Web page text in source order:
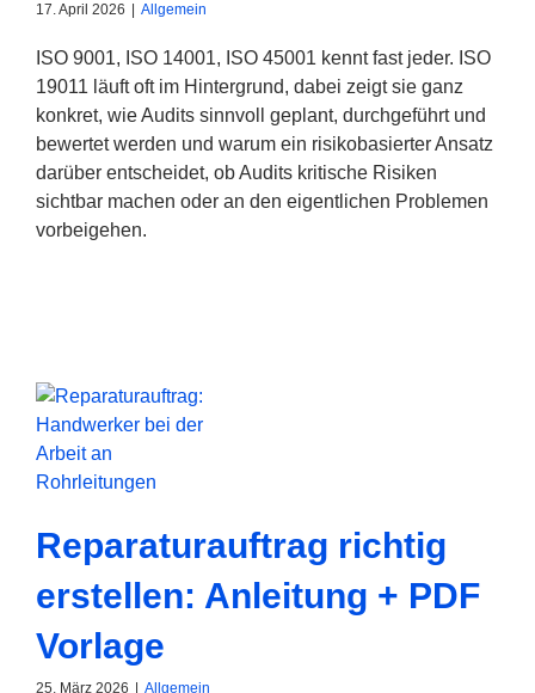
17. April 2026 Allgemein
ISO 9001, ISO 14001, ISO 45001 kennt fast jeder. ISO
19011 läuft oft im Hintergrund, dabei zeigt sie ganz
konkret, wie Audits sinnvoll geplant, durchgeführt und
bewertet werden und warum ein risikobasierter Ansatz
darüber entscheidet, ob Audits kritische Risiken
sichtbar machen oder an den eigentlichen Problemen
vorbeigehen.
Reparaturauftrag richtig
erstellen: Anleitung + PDF
Vorlage
25. März 2026 Allgemein